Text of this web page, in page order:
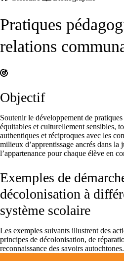
Pratiques
relations
Objectif
Soutenir le développement de
équitables et culturellement sensibles,
authentiques et réciproques avec les
milieux d’apprentissage ancrés dans la
l’appartenance pour chaque élève en
Exemples de
décolonisation à
système scolaire
Les exemples suivants illustrent des
principes de décolonisation, de
reconnaissance des savoirs autochtones.